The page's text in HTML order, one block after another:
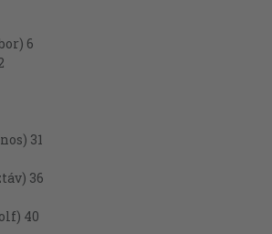
6
31
36
40